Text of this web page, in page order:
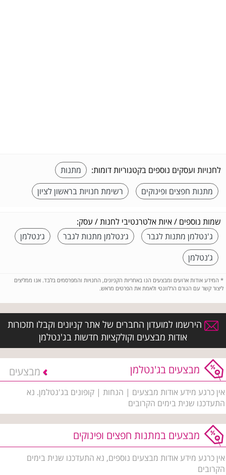
לחנויות ועסקים נוספים בקטגוריות דומות:
מתנות
מתנות חפצים ופינוקים
רשימת חנויות בראשון לציון
שמות נוספים / איות אלטרנטיבי לחנות / עסק:
ג'נטלמן מתנות לגבר
ג׳נטלמן מתנות לגבר
ג׳נטלמן
ג’נטלמן
* המידע אודות ארועים ומבצעים הנו באחריות הקניונים, החנויות והמפרסמים בלבד. אנו ממליצים
ליצור קשר עם הגורם הרלוונטי ולאמת את הפרטים מראש.
הירשמו למועדון החברים של אתר קניונים וקבלו תזכורות
אודות מבצעים וקולקציות חדשות בג'נטלמן
מבצעים בג'נטלמן מבצעים
אין כרגע מידע אודות מבצעים | הנחות | קופונים בג'נטלמן. נא
התעדכנו שנית בימים הקרובים
מבצעים במתנות חפצים ופינוקים
אין כרגע מידע אודות מבצעים נוספים, נא התעדכנו שנית בימים
הקרובים